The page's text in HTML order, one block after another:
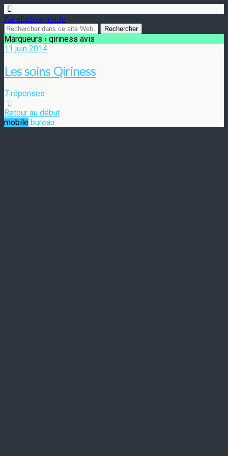
Aurélia blog mode
Marqueurs › qiriness avis
11 juin 2014
Les soins Qiriness
7 réponses
Retour au début
mobile bureau